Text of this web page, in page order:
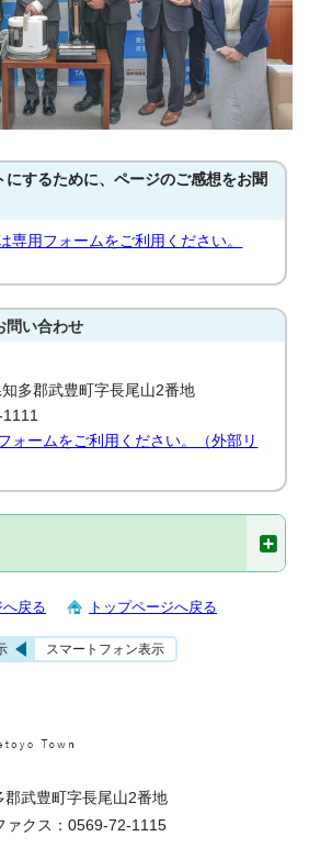
にするために、ページのご感想をお聞
専用フォームをご利用ください。
問い合わせ
多郡武豊町字長尾山2番地
ォームをご利用ください。（外部リ
戻る トップページへ戻る
スマートフォン表示
武豊町字長尾山2番地
クス：0569-72-1115